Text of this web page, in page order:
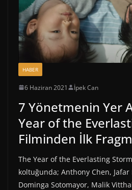
HABER
6 Haziran 2021 İpek Can
7 Yönetmenin Yer
Year of the
Filminden İlk
The Year of the Everlasting
koltuğunda; Anthony Chen,
Dominga Sotomayor, Malik